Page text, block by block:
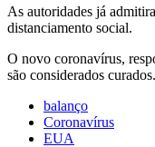
As autoridades já
distanciamento social.
O novo coronavírus,
são considerados curados.
balanço
Coronavírus
EUA